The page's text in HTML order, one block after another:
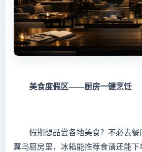
美食度假区——厨房一键烹饪
假期想品尝各地美食？不必去餐
翼鸟厨房里，冰箱能推荐食谱还能